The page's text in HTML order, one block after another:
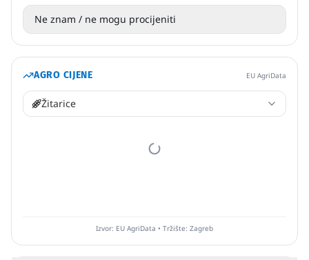
Ne znam / ne mogu procijeniti
AGRO CIJENE EU AgriData
Žitarice
Izvor: EU AgriData • Tržište: Zagreb